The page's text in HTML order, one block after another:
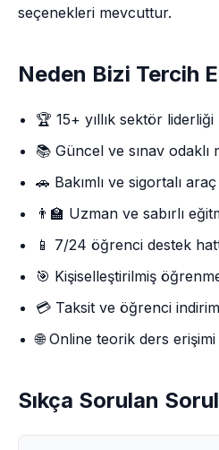
seçenekleri mevcuttur.
Neden Bizi Tercih
🏆 15+ yıllık sektör liderliği
📚 Güncel ve sınav odaklı
🚗 Bakımlı ve sigortalı
👨‍🏫 Uzman ve sabırlı
📱 7/24 öğrenci destek
🎯 Kişiselleştirilmiş
💳 Taksit ve öğrenci
🌐 Online teorik ders erişimi
Sıkça Sorulan